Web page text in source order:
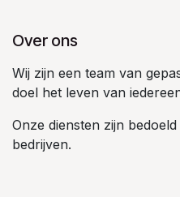
Over ons
Wij zijn een team van
doel het leven van
Onze diensten zijn
bedrijven.